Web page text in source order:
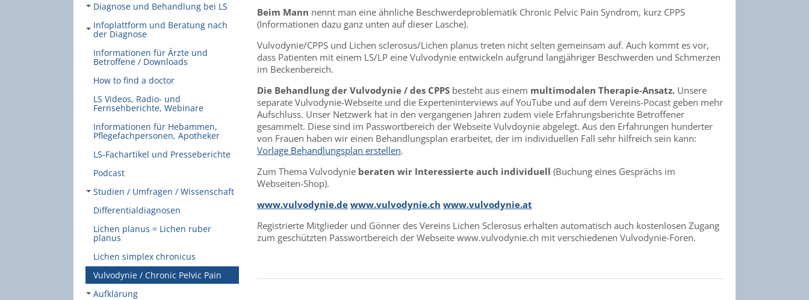
Diagnose und Behandlung bei LS
Infoplattform und Beratung nach
der Diagnose
Informationen für Ärzte und
Betroffene / Downloads
How to find a doctor
LS Videos, Radio- und
Fernsehberichte, Webinare
Informationen für Hebammen,
Pflegefachpersonen, Apotheker
LS-Fachartikel und Presseberichte
Podcast
Studien / Umfragen / Wissenschaft
Differentialdiagnosen
Lichen planus = Lichen ruber
planus
Lichen simplex chronicus
Vulvodynie / Chronic Pelvic Pain
Aufklärung
Beim Mann nennt man eine ähnliche Beschwerdeproblematik Chronic Pelvic Pain Syndrom, kurz CPPS
(Informationen dazu ganz unten auf dieser Lasche).
Vulvodynie/CPPS und Lichen sclerosus/Lichen planus treten nicht selten gemeinsam auf. Auch kommt es vor,
dass Patienten mit einem LS/LP eine Vulvodynie entwickeln aufgrund langjähriger Beschwerden und Schmerzen
im Beckenbereich.
Die Behandlung der Vulvodynie / des CPPS besteht aus einem multimodalen Therapie-Ansatz. Unsere
separate Vulvodynie-Webseite und die Experteninterviews auf YouTube und auf dem Vereins-Pocast geben mehr
Aufschluss. Unser Netzwerk hat in den vergangenen Jahren zudem viele Erfahrungsberichte Betroffener
gesammelt. Diese sind im Passwortbereich der Webseite Vulvdoynie abgelegt. Aus den Erfahrungen hunderter
von Frauen haben wir einen Behandlungsplan erarbeitet, der im individuellen Fall sehr hilfreich sein kann:
Vorlage Behandlungsplan erstellen.
Zum Thema Vulvodynie beraten wir Interessierte auch individuell (Buchung eines Gesprächs im
Webseiten-Shop).
www.vulvodynie.de www.vulvodynie.ch www.vulvodynie.at
Registrierte Mitglieder und Gönner des Vereins Lichen Sclerosus erhalten automatisch auch kostenlosen Zugang
zum geschützten Passwortbereich der Webseite www.vulvodynie.ch mit verschiedenen Vulvodynie-Foren.